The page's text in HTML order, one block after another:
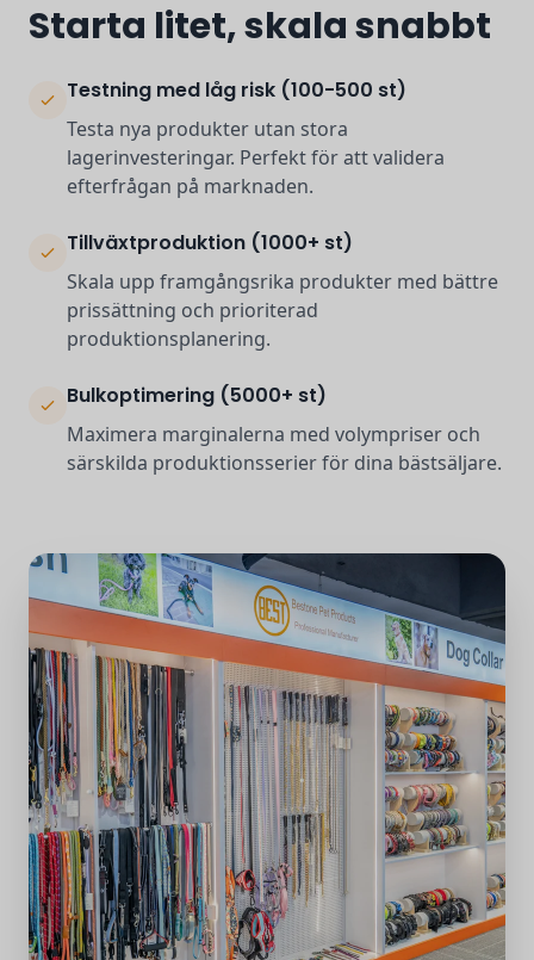
Starta litet, skala snabbt
Testning med låg risk (100-500 st)
Testa nya produkter utan stora
lagerinvesteringar. Perfekt för att validera
efterfrågan på marknaden.
Tillväxtproduktion (1000+ st)
Skala upp framgångsrika produkter med bättre
prissättning och prioriterad
produktionsplanering.
Bulkoptimering (5000+ st)
Maximera marginalerna med volympriser och
särskilda produktionsserier för dina bästsäljare.